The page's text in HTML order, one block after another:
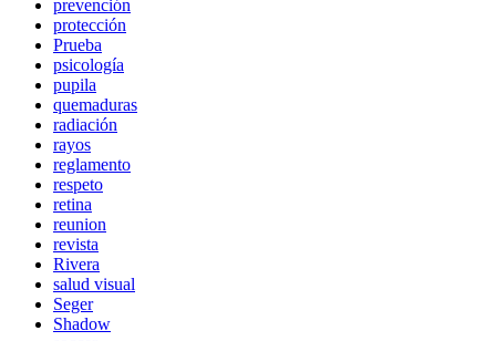
prevención
protección
Prueba
psicología
pupila
quemaduras
radiación
rayos
reglamento
respeto
retina
reunion
revista
Rivera
salud visual
Seger
Shadow